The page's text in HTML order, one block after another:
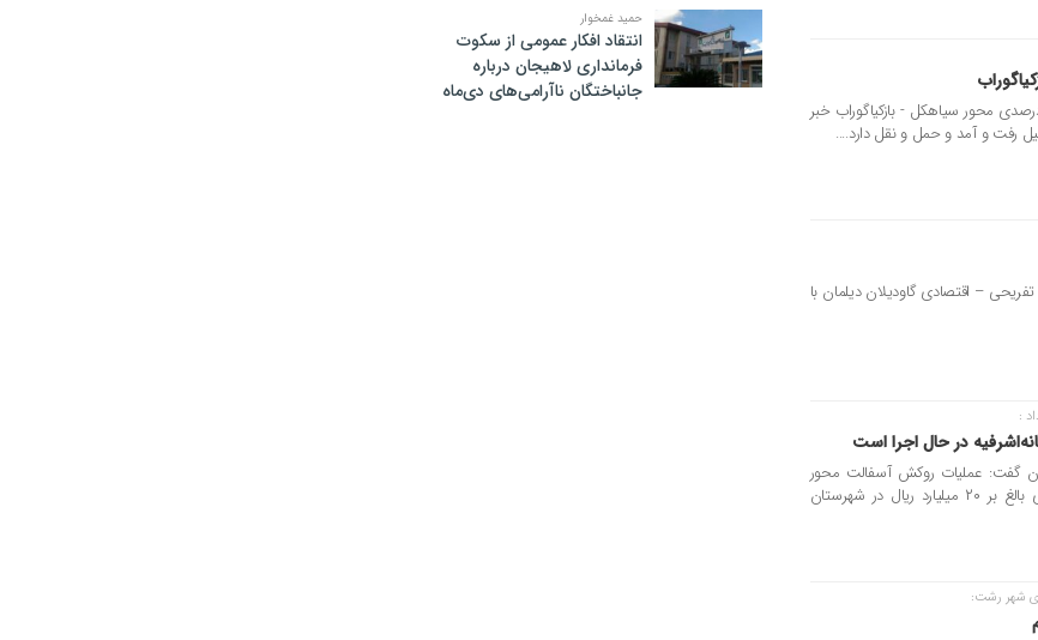
راه و شهرسازی گیلان از پیشرفت ۶۲ درصدی محور سیاهکل - بازکیاگوراب خبر
رفت و آمد و حمل و نقل دارد....
– اقتصادی گاودیلان دیلمان با
:
در حال اجرا است
گفت: عملیات روکش آسفالت محور
رودبنه به انبارسر به طول ۵ کیلومتر با اعتباری بالغ بر ۲۰ میلیارد ریال در شهرستان
شهر رشت:
حمید غمخوار
انتقاد افکار عمومی از سکوت
فرمانداری لاهیجان درباره
جانباختگان ناآرامی‌های دی‌ماه